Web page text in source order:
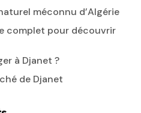
méconnu d’Algérie
complet pour découvrir
à Djanet ?
de Djanet